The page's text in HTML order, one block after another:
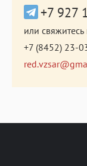
+7 927
или
+7 (8452) 23-